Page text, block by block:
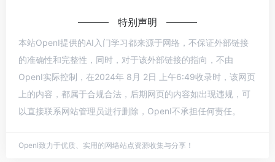
特别声明
本站OpenI提供的AI入门学习都来源于网络，不保证外部链接
的准确性和完整性，同时，对于该外部链接的指向，不由
OpenI实际控制，在2024年 8月 2日 上午6:49收录时，该网页
上的内容，都属于合规合法，后期网页的内容如出现违规，可
以直接联系网站管理员进行删除，OpenI不承担任何责任。
OpenI致力于优质、实用的网络站点资源收集与分享！